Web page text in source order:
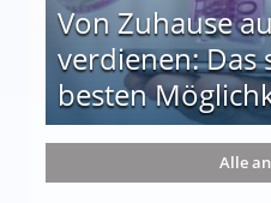
Von Zuhause
verdienen: Das
besten
die 15 besten Möglichkeiten
Alle